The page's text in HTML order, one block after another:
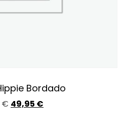
Bordado
€ 49,95 €